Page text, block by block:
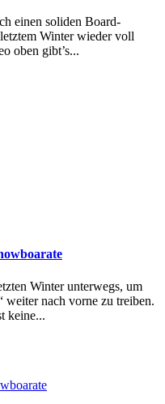
einen soliden Board-
Winter wieder voll
oben gibt’s...
Winter unterwegs, um
nach vorne zu treiben.
keine...